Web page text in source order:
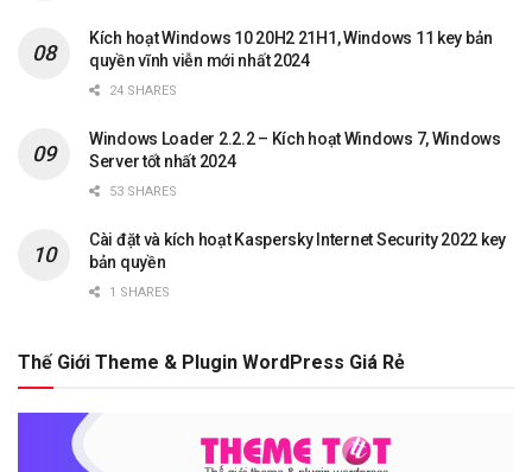
Kích hoạt Windows 10 20H2 21H1, Windows 11 key bản
quyền vĩnh viễn mới nhất 2024
24 SHARES
Windows Loader 2.2.2 – Kích hoạt Windows 7, Windows
Server tốt nhất 2024
53 SHARES
Cài đặt và kích hoạt Kaspersky Internet Security 2022 key
bản quyền
1 SHARES
Thế Giới Theme & Plugin WordPress Giá Rẻ